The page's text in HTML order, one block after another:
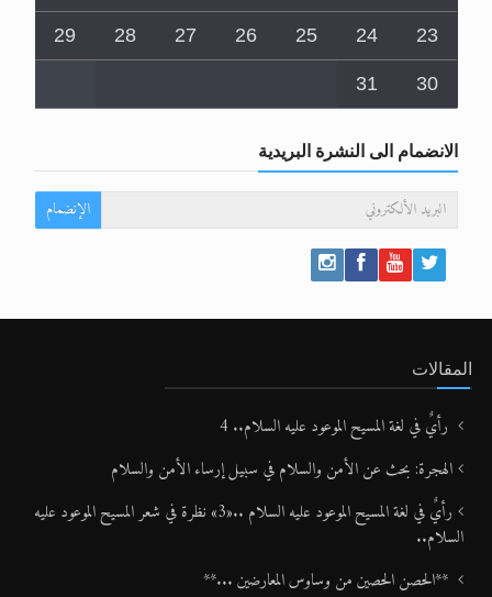
23
24
25
26
27
28
29
30
31
الانضمام الى النشرة البريدية
الإنضمام
المقالات
رأيٌ في لغة المسيح الموعود عليه السلام.. 4
الهجرة: بحث عن الأمن والسلام في سبيل إرساء الأمن والسلام
رأيٌ في لغة المسيح الموعود عليه السلام ..«3» نظرة في شعر المسيح الموعود عليه
السلام..
**الحصن الحصين من وساوس المعارضين ...**